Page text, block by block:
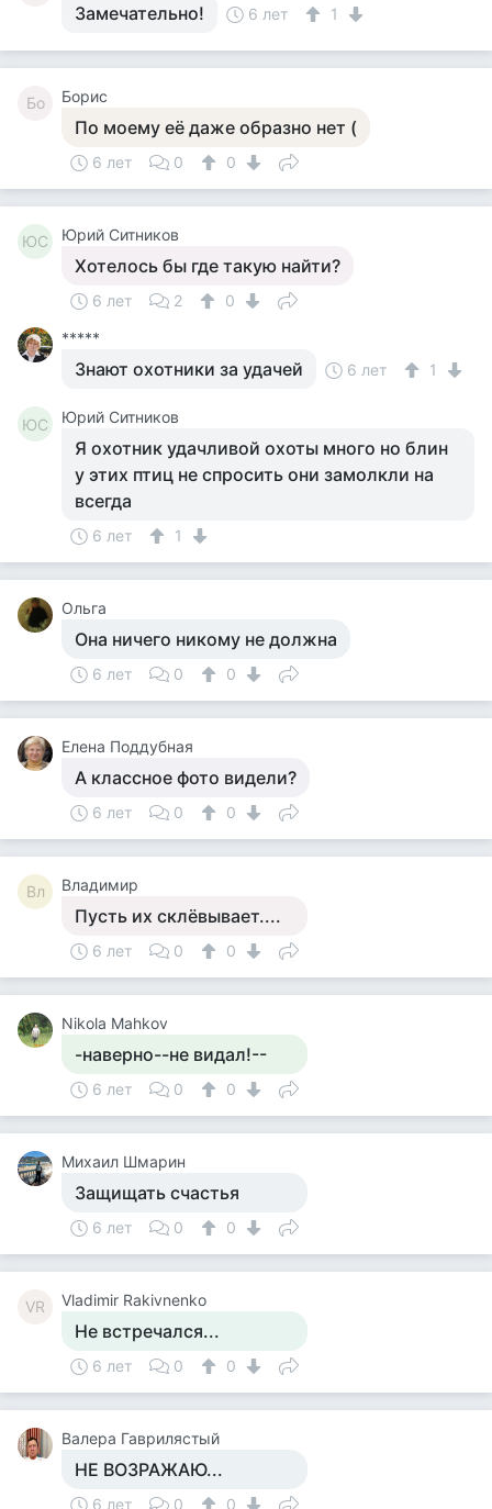
Замечательно! 6 лет 1
Бо Борис
По моему её даже образно нет (
6 лет 0 0
ЮС Юрий Ситников
Хотелось бы где такую найти?
6 лет 2
0
*****
Знают охотники за удачей 6 лет 1
ЮС Юрий Ситников
Я охотник удачливой охоты много но блин
у этих птиц не спросить они замолкли на
всегда
6 лет 1
Ольга
Она ничего никому не должна
6 лет 0 0
Елена Поддубная
А классное фото видели?
6 лет 0 0
Вл Владимир
Пусть их склёвывает....
6 лет 0 0
Nikola Mahkov
-наверно--не видал!--
6 лет 0 0
Михаил Шмарин
Защищать счастья
6 лет 0 0
VR Vladimir Rakivnenko
Не встречался...
6 лет 0 0
Валера Гаврилястый
НЕ ВОЗРАЖАЮ...
6 лет 0 0